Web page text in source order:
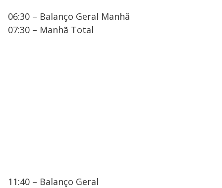
06:30 – Balanço Geral Manhã
07:30 – Manhã Total
11:40 – Balanço Geral